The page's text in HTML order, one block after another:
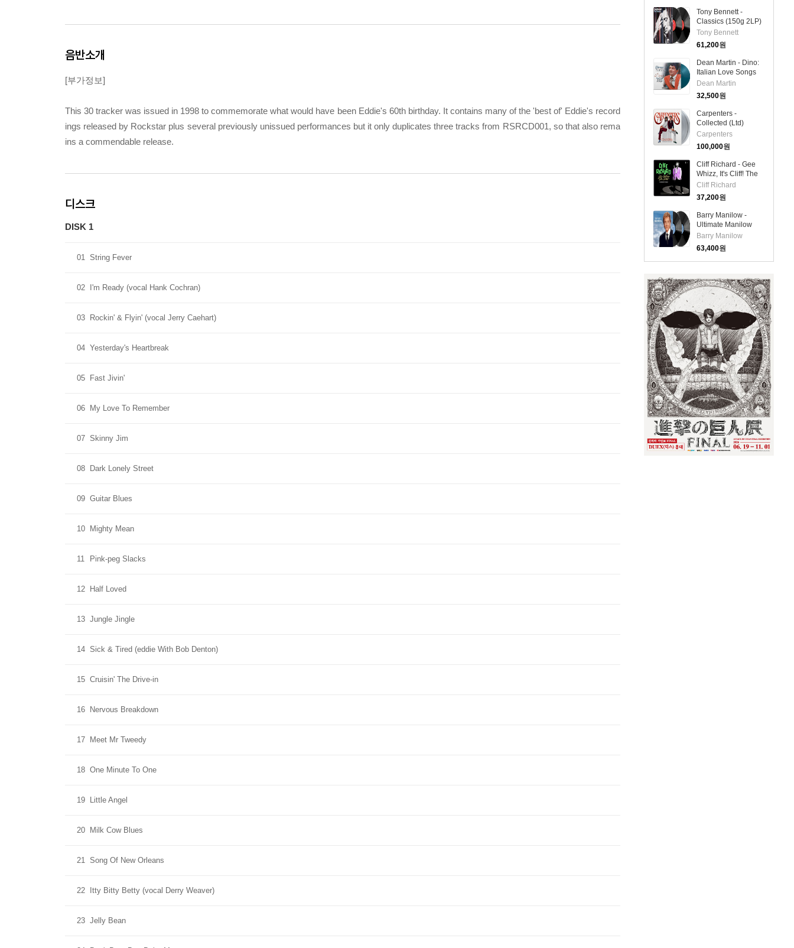
Tony Bennett -
Classics (150g 2LP)
Tony Bennett
61,200원
Dean Martin - Dino:
Italian Love Songs
(LP)
Dean Martin
32,500원
Carpenters -
Collected (Ltd)
(Gatefold)(180g)
(Transparent Vinyl)
(2LP)
Carpenters
100,000원
Cliff Richard - Gee
Whizz, It's Cliff! The
Chart Hits 1958-62
(LP)
Cliff Richard
37,200원
Barry Manilow -
Ultimate Manilow
(140g 2LP)
Barry Manilow
63,400원
음반소개
[부가정보]
This 30 tracker was issued in 1998 to commemorate what would have been Eddie's 60th birthday. It contains many of the 'best of' Eddie's record
ings released by Rockstar plus several previously unissued performances but it only duplicates three tracks from RSRCD001, so that also rema
ins a commendable release.
디스크
DISK 1
01 String Fever
02 I'm Ready (vocal Hank Cochran)
03 Rockin' & Flyin' (vocal Jerry Caehart)
04 Yesterday's Heartbreak
05 Fast Jivin'
06 My Love To Remember
07 Skinny Jim
08 Dark Lonely Street
09 Guitar Blues
10 Mighty Mean
11 Pink-peg Slacks
12 Half Loved
13 Jungle Jingle
14 Sick & Tired (eddie With Bob Denton)
15 Cruisin' The Drive-in
16 Nervous Breakdown
17 Meet Mr Tweedy
18 One Minute To One
19 Little Angel
20 Milk Cow Blues
21 Song Of New Orleans
22 Itty Bitty Betty (vocal Derry Weaver)
23 Jelly Bean